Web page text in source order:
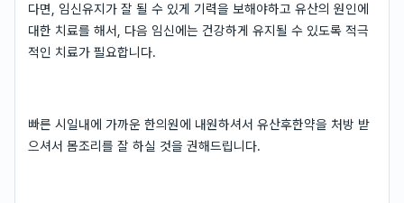
다면, 임신유지가 잘 될 수 있게 기력을 보해야하고 유산의 원인에
대한 치료를 해서, 다음 임신에는 건강하게 유지될 수 있도록 적극
적인 치료가 필요합니다.
빠른 시일내에 가까운 한의원에 내원하셔서 유산후한약을 처방 받
으셔서 몸조리를 잘 하실 것을 권해드립니다.